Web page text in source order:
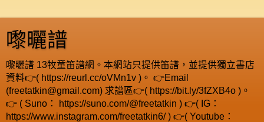
嚟曬譜
嚟曬譜 13牧童笛譜網。本網站只提供笛譜，並提供獨立書店
資料👉( https://reurl.cc/oVMn1v )。 👉Email
(freetatkin@gmail.com) 求譜區👉( https://bit.ly/3fZXB4o )。
👉 ( Suno： https://suno.com/@freetatkin ) 👉( IG：
https://www.instagram.com/freetatkin6/ ) 👉( Youtube：